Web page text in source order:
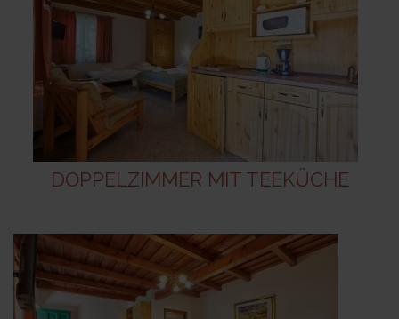
DOPPELZIMMER MIT TEEKÜCHE